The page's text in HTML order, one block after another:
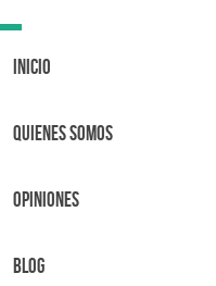
Toggle
Inicio
Quienes Somos
OPINIONES
BLOG